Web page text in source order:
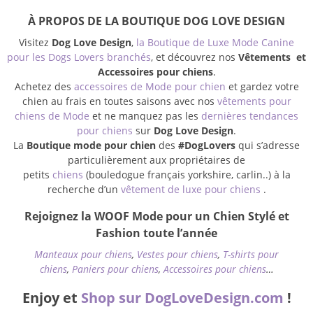
À PROPOS DE LA BOUTIQUE DOG LOVE DESIGN
Visitez Dog Love Design, la Boutique de Luxe Mode Canine
pour les Dogs Lovers branchés, et découvrez nos Vêtements et
Accessoires pour chiens.
Achetez des accessoires de Mode pour chien et gardez votre
chien au frais en toutes saisons avec nos vêtements pour
chiens de Mode et ne manquez pas les dernières tendances
pour chiens sur Dog Love Design.
La Boutique mode pour chien des #DogLovers qui s’adresse
particulièrement aux propriétaires de
petits chiens (bouledogue français yorkshire, carlin..) à la
recherche d’un vêtement de luxe pour chiens .
Rejoignez la WOOF Mode pour un Chien Stylé et
Fashion toute l’année
Manteaux pour chiens, Vestes pour chiens, T-shirts pour
chiens, Paniers pour chiens,Accessoires pour chiens…
Enjoy et Shop sur DogLoveDesign.com !